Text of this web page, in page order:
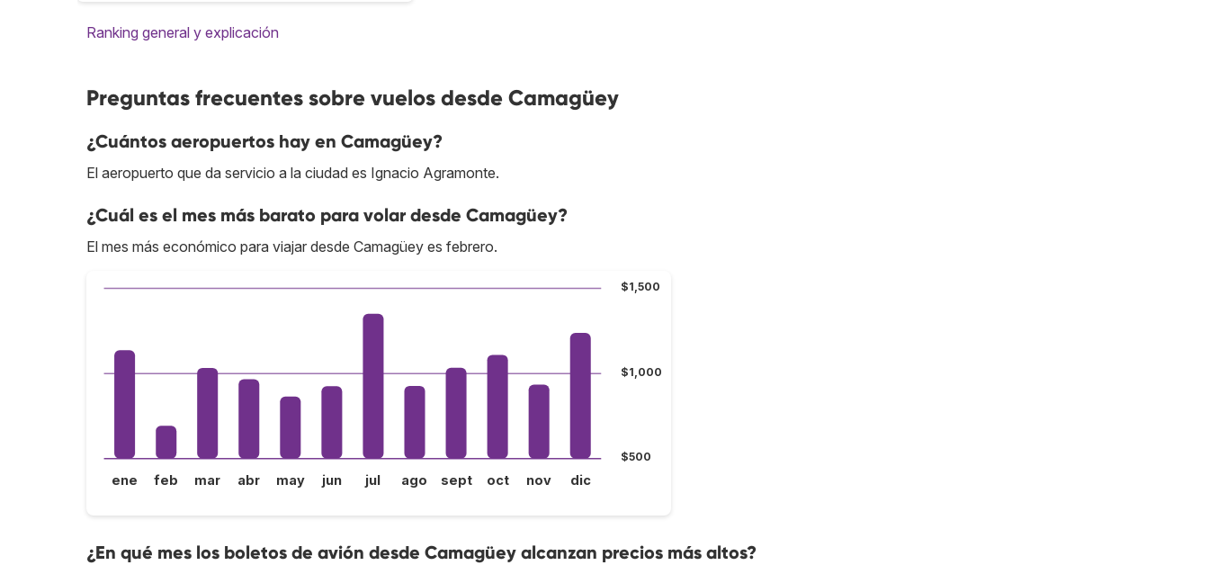
Ranking general y explicación
Preguntas frecuentes sobre vuelos desde Camagüey
¿Cuántos aeropuertos hay en Camagüey?
El aeropuerto que da servicio a la ciudad es Ignacio Agramonte.
¿Cuál es el mes más barato para volar desde Camagüey?
El mes más económico para viajar desde Camagüey es febrero.
$500
$1,000
$1,500
ene feb mar abr may jun jul ago sept oct nov dic
¿En qué mes los boletos de avión desde Camagüey alcanzan precios más altos?